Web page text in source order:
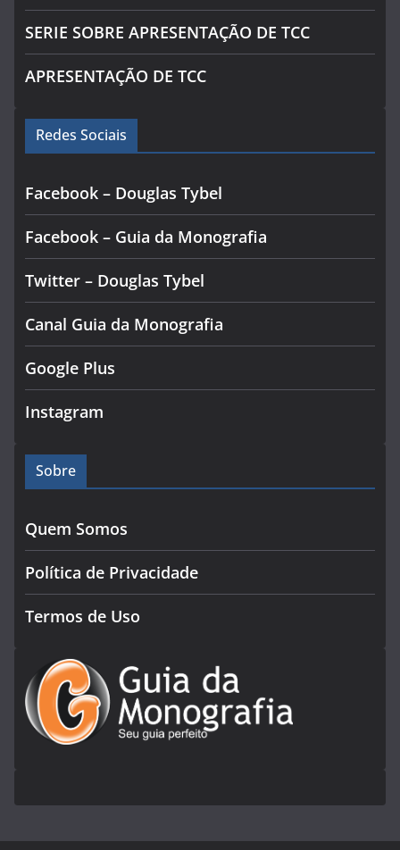
SERIE SOBRE APRESENTAÇÃO DE TCC
APRESENTAÇÃO DE TCC
Redes Sociais
Facebook – Douglas Tybel
Facebook – Guia da Monografia
Twitter – Douglas Tybel
Canal Guia da Monografia
Google Plus
Instagram
Sobre
Quem Somos
Política de Privacidade
Termos de Uso